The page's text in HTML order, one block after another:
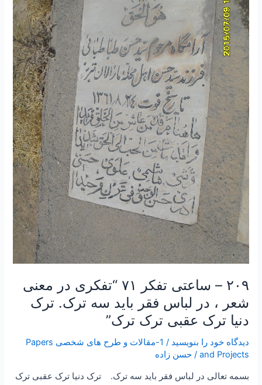
۲۰۹ – ساعتی تفکر ۷۱ “تفکری در معنی
شعر ، در لباس فقر باید سه ترک. ترک
دنیا ترک عقبی ترک ترک”
دیدگاه‌ خود را بنویسید /
1-مقالات و طرح های شخصی Papers
and Projects
/حسن زاده
بسمه تعالی در لباس فقر باید سه ترک. ترک دنیا ترک عقبی ترک
۷۱
“تفکری
در
معنی
شعر
،
در
لباس
فقر
باید
سه
ترک.
ترک
دنیا
ترک
عقبی
ترک
ترک”